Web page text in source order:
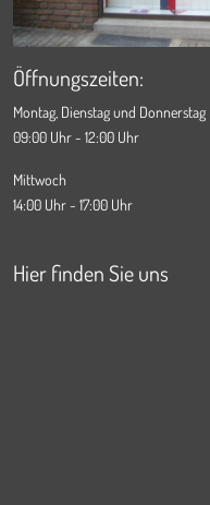
Öffnungszeiten:
Montag, Dienstag und Donnerstag
09:00 Uhr - 12:00 Uhr
Mittwoch
14:00 Uhr - 17:00 Uhr
Hier finden Sie uns